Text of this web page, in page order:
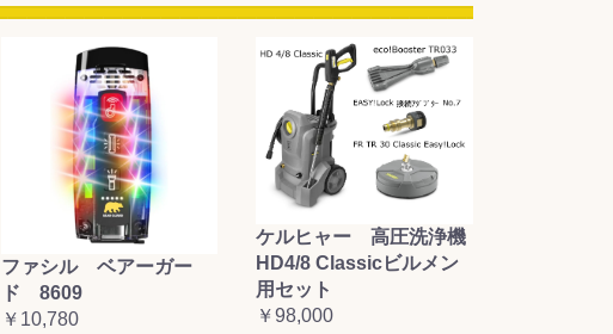
ファシル ベアーガー
ド 8609
￥10,780
ケルヒャー 高圧洗浄機
HD4/8 Classicビルメン
用セット
￥98,000